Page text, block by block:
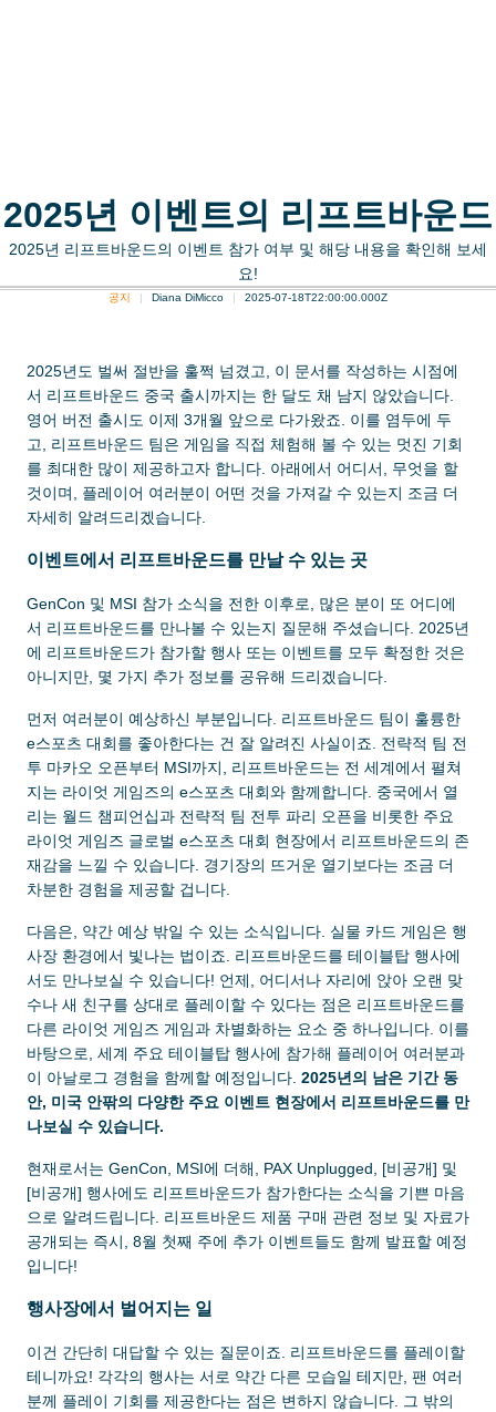
2025년 이벤트의 리프트바운드
2025년 리프트바운드의 이벤트 참가 여부 및 해당 내용을 확인해 보세
요!
공지 Diana DiMicco 2025-07-18T22:00:00.000Z
2025년도 벌써 절반을 훌쩍 넘겼고, 이 문서를 작성하는 시점에
서 리프트바운드 중국 출시까지는 한 달도 채 남지 않았습니다.
영어 버전 출시도 이제 3개월 앞으로 다가왔죠. 이를 염두에 두
고, 리프트바운드 팀은 게임을 직접 체험해 볼 수 있는 멋진 기회
를 최대한 많이 제공하고자 합니다. 아래에서 어디서, 무엇을 할
것이며, 플레이어 여러분이 어떤 것을 가져갈 수 있는지 조금 더
자세히 알려드리겠습니다.
이벤트에서 리프트바운드를 만날 수 있는 곳
GenCon 및 MSI 참가 소식을 전한 이후로, 많은 분이 또 어디에
서 리프트바운드를 만나볼 수 있는지 질문해 주셨습니다. 2025년
에 리프트바운드가 참가할 행사 또는 이벤트를 모두 확정한 것은
아니지만, 몇 가지 추가 정보를 공유해 드리겠습니다.
먼저 여러분이 예상하신 부분입니다. 리프트바운드 팀이 훌륭한
e스포츠 대회를 좋아한다는 건 잘 알려진 사실이죠. 전략적 팀 전
투 마카오 오픈부터 MSI까지, 리프트바운드는 전 세계에서 펼쳐
지는 라이엇 게임즈의 e스포츠 대회와 함께합니다. 중국에서 열
리는 월드 챔피언십과 전략적 팀 전투 파리 오픈을 비롯한 주요
라이엇 게임즈 글로벌 e스포츠 대회 현장에서 리프트바운드의 존
재감을 느낄 수 있습니다. 경기장의 뜨거운 열기보다는 조금 더
차분한 경험을 제공할 겁니다.
다음은, 약간 예상 밖일 수 있는 소식입니다. 실물 카드 게임은 행
사장 환경에서 빛나는 법이죠. 리프트바운드를 테이블탑 행사에
서도 만나보실 수 있습니다! 언제, 어디서나 자리에 앉아 오랜 맞
수나 새 친구를 상대로 플레이할 수 있다는 점은 리프트바운드를
다른 라이엇 게임즈 게임과 차별화하는 요소 중 하나입니다. 이를
바탕으로, 세계 주요 테이블탑 행사에 참가해 플레이어 여러분과
이 아날로그 경험을 함께할 예정입니다. 2025년의 남은 기간 동
안, 미국 안팎의 다양한 주요 이벤트 현장에서 리프트바운드를 만
나보실 수 있습니다.
현재로서는 GenCon, MSI에 더해, PAX Unplugged, [비공개] 및
[비공개] 행사에도 리프트바운드가 참가한다는 소식을 기쁜 마음
으로 알려드립니다. 리프트바운드 제품 구매 관련 정보 및 자료가
공개되는 즉시, 8월 첫째 주에 추가 이벤트들도 함께 발표할 예정
입니다!
행사장에서 벌어지는 일
이건 간단히 대답할 수 있는 질문이죠. 리프트바운드를 플레이할
테니까요! 각각의 행사는 서로 약간 다른 모습일 테지만, 팬 여러
분께 플레이 기회를 제공한다는 점은 변하지 않습니다. 그 밖의